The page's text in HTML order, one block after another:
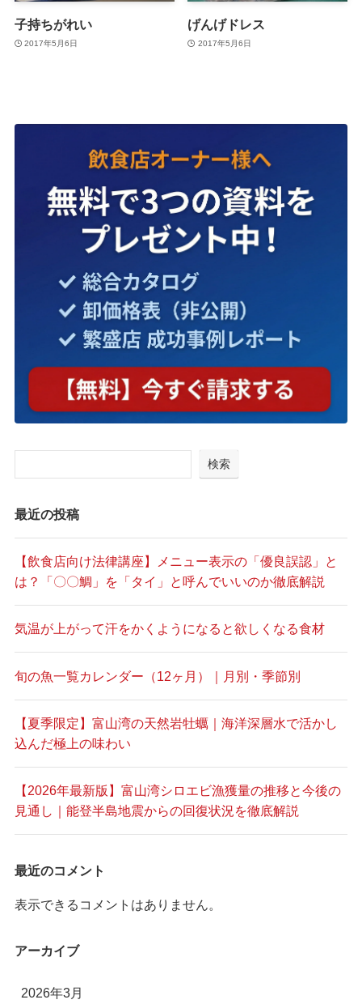
子持ちがれい
2017年5月6日
げんげドレス
2017年5月6日
検索
最近の投稿
【飲食店向け法律講座】メニュー表示の「優良誤認」と
は？「〇〇鯛」を「タイ」と呼んでいいのか徹底解説
気温が上がって汗をかくようになると欲しくなる食材
旬の魚一覧カレンダー（12ヶ月）｜月別・季節別
【夏季限定】富山湾の天然岩牡蠣｜海洋深層水で活かし
込んだ極上の味わい
【2026年最新版】富山湾シロエビ漁獲量の推移と今後の
見通し｜能登半島地震からの回復状況を徹底解説
最近のコメント
表示できるコメントはありません。
アーカイブ
2026年3月